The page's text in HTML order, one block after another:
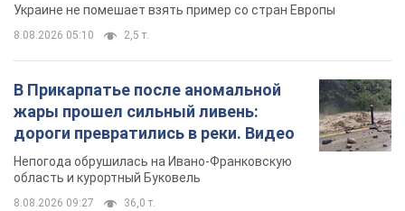
Украине не помешает взять пример со стран Европы
8.08.2026 05:10 2,5 т.
В Прикарпатье после аномальной
жары прошел сильный ливень:
дороги превратились в реки. Видео
Непогода обрушилась на Ивано-Франковскую
область и курортный Буковель
8.08.2026 09:27 36,0 т.